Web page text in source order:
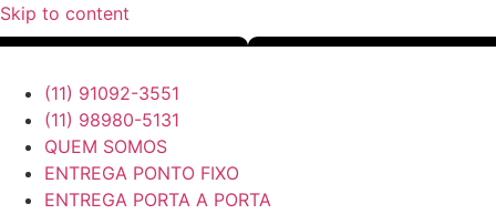
Skip to content
(11) 91092-3551
(11) 98980-5131
QUEM SOMOS
ENTREGA PONTO FIXO
ENTREGA PORTA A PORTA